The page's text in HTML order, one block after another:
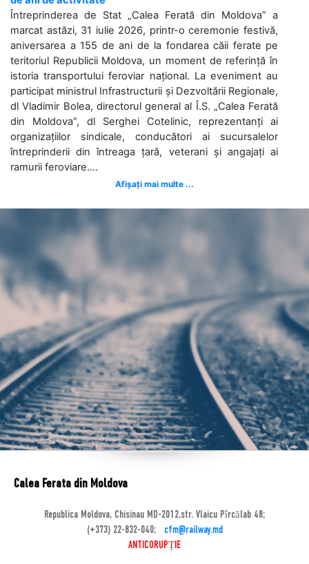
Întreprinderea de Stat „Calea Ferată din Moldova” a
marcat astăzi, 31 iulie 2026, printr-o ceremonie festivă,
aniversarea a 155 de ani de la fondarea căii ferate pe
teritoriul Republicii Moldova, un moment de referință în
istoria transportului feroviar național. La eveniment au
participat ministrul Infrastructurii și Dezvoltării Regionale,
dl Vladimir Bolea, directorul general al Î.S. „Calea Ferată
din Moldova”, dl Serghei Cotelinic, reprezentanți ai
organizațiilor sindicale, conducători ai sucursalelor
întreprinderii din întreaga țară, veterani și angajați ai
ramurii feroviare....
Afișați mai multe ...
Calea Ferata din Moldova
Republica Moldova, Chisinau MD-2012,str. Vlaicu Pîrcălab 48;
(+373) 22-832-040;
cfm@railway.md
ANTICORUPȚIE